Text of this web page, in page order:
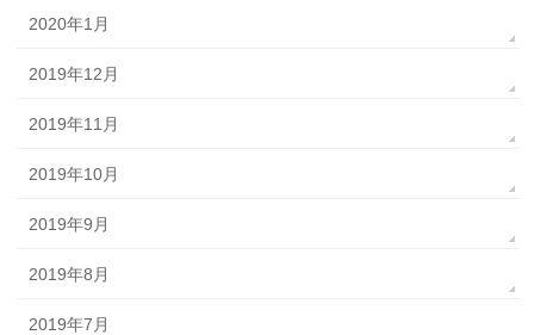
2020年1月
2019年12月
2019年11月
2019年10月
2019年9月
2019年8月
2019年7月